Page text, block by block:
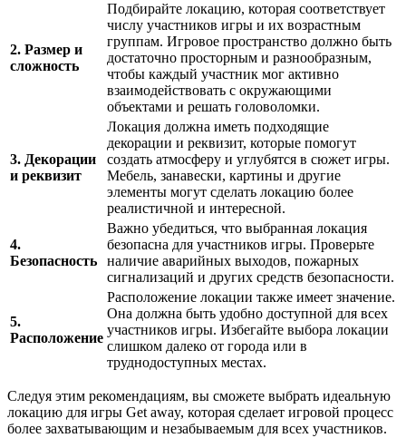
2. Размер и
сложность
Подбирайте локацию, которая соответствует
числу участников игры и их возрастным
группам. Игровое пространство должно быть
достаточно просторным и разнообразным,
чтобы каждый участник мог активно
взаимодействовать с окружающими
объектами и решать головоломки.
3. Декорации
и реквизит
Локация должна иметь подходящие
декорации и реквизит, которые помогут
создать атмосферу и углубятся в сюжет игры.
Мебель, занавески, картины и другие
элементы могут сделать локацию более
реалистичной и интересной.
4.
Безопасность
Важно убедиться, что выбранная локация
безопасна для участников игры. Проверьте
наличие аварийных выходов, пожарных
сигнализаций и других средств безопасности.
5.
Расположение
Расположение локации также имеет значение.
Она должна быть удобно доступной для всех
участников игры. Избегайте выбора локации
слишком далеко от города или в
труднодоступных местах.
Следуя этим рекомендациям, вы сможете выбрать идеальную
локацию для игры Get away, которая сделает игровой процесс
более захватывающим и незабываемым для всех участников.